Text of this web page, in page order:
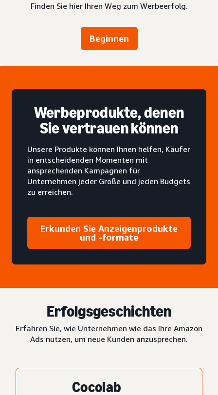
Finden Sie hier Ihren Weg zum Werbeerfolg.
Beginnen
Werbeprodukte, denen
Sie vertrauen können
Unsere Produkte können Ihnen helfen, Käufer
in entscheidenden Momenten mit
ansprechenden Kampagnen für
Unternehmen jeder Größe und jeden Budgets
zu erreichen.
Erkunden Sie Anzeigenprodukte
und -formate
Erfolgsgeschichten
Erfahren Sie, wie Unternehmen wie das Ihre Amazon
Ads nutzen, um neue Kunden anzusprechen.
Cocolab